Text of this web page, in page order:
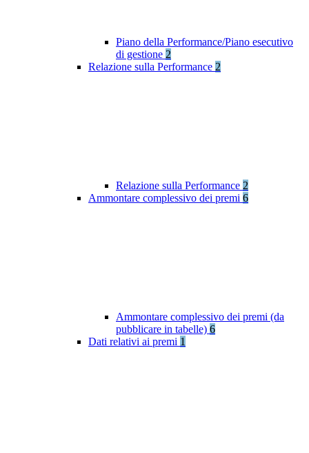
Piano della Performance/Piano esecutivo
di gestione 2
Relazione sulla Performance 2
Relazione sulla Performance 2
Ammontare complessivo dei premi 6
Ammontare complessivo dei premi (da
pubblicare in tabelle) 6
Dati relativi ai premi 1